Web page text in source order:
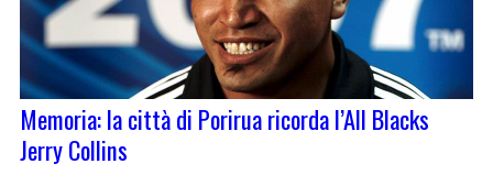
Memoria: la città di Porirua ricorda l’All Blacks
Jerry Collins